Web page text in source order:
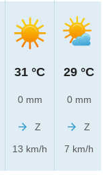
31 °C
0 mm
Z
13 km/h
29 °C
0 mm
Z
7 km/h